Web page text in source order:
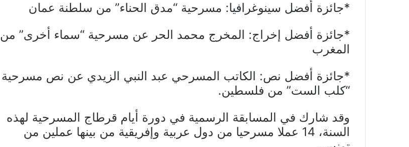
*جائزة أفضل سينوغرافيا: مسرحية “مدق الحناء” من سلطنة عمان
*جائزة أفضل إخراج: المخرج محمد الحر عن مسرحية “سماء أخرى” من
المغرب
*جائزة أفضل نص: الكاتب المسرحي عبد النبي الزيدي عن نص مسرحية
“كلب الست” من فلسطين.
وقد شارك في المسابقة الرسمية في دورة أيام قرطاج المسرحية لهذه
السنة، 14 عملا مسرحيا من دول عربية وإفريقية من بينها عملين من